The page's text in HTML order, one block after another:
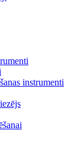
instrumenti